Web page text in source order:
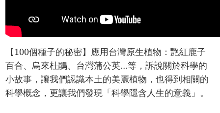
【100個種子的秘密】應用台灣原生植物：艷紅鹿子
百合、烏來杜鵑、台灣蒲公英…等，訴說關於科學的
小故事，讓我們認識本土的美麗植物，也得到相關的
科學概念，更讓我們發現「科學隱含人生的意義」。